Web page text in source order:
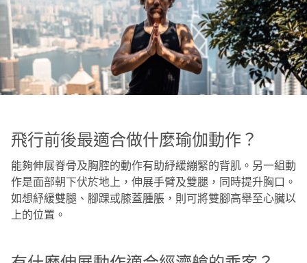
飛行前後最適合做什麼瑜伽動作？
能夠伸展脊骨及胸腔的動作有助紓緩繃緊的背肌。另一組動
作是面部朝下伏於地上，伸展手臂及雙腿，同時提升胸口。
如想紓緩雙腿、腳踝或膝蓋腫脹，則可將雙腳高舉至心臟以
上的位置。